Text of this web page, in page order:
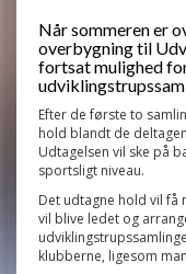
Når sommeren er
overbygning til
fortsat mulighed
Efter de første to
hold blandt de
Udtagelsen vil ske på
sportsligt niveau.
Det udtagne hold vil få
vil blive ledet og
klubberne, ligesom